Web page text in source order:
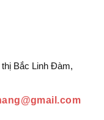
Bắc Linh Đàm,